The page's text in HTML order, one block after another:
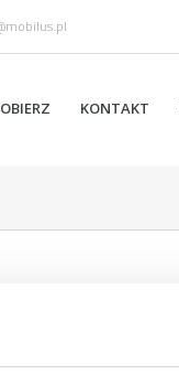
KONTAKT